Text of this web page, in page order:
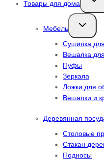
Товары для дома
Мебель
дочернее
Сушилка
Вешалка
Пуфы
Зеркала
Ложки для
Вешалки и
Деревянная
Столовые
Стакан
Подносы